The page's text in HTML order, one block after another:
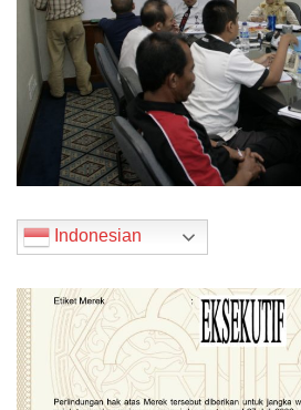
Indonesian